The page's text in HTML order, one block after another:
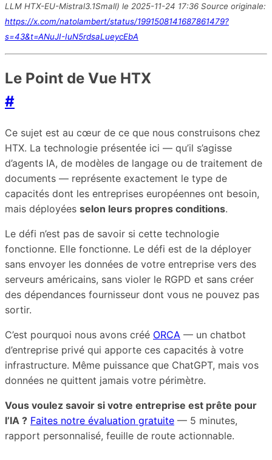
LLM HTX-EU-Mistral3.1Small) le 2025-11-24 17:36 Source originale:
https://x.com/natolambert/status/1991508141687861479?
s=43&t=ANuJI-IuN5rdsaLueycEbA
Le Point de Vue HTX
#
Ce sujet est au cœur de ce que nous construisons chez
HTX. La technologie présentée ici — qu’il s’agisse
d’agents IA, de modèles de langage ou de traitement de
documents — représente exactement le type de
capacités dont les entreprises européennes ont besoin,
mais déployées selon leurs propres conditions.
Le défi n’est pas de savoir si cette technologie
fonctionne. Elle fonctionne. Le défi est de la déployer
sans envoyer les données de votre entreprise vers des
serveurs américains, sans violer le RGPD et sans créer
des dépendances fournisseur dont vous ne pouvez pas
sortir.
C’est pourquoi nous avons créé ORCA — un chatbot
d’entreprise privé qui apporte ces capacités à votre
infrastructure. Même puissance que ChatGPT, mais vos
données ne quittent jamais votre périmètre.
Vous voulez savoir si votre entreprise est prête pour
l’IA ? Faites notre évaluation gratuite — 5 minutes,
rapport personnalisé, feuille de route actionnable.